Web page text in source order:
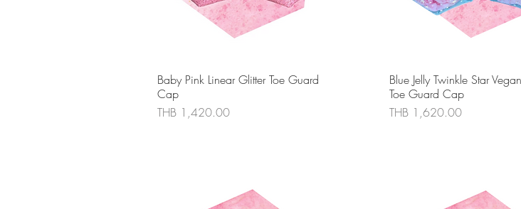
ดูข้อมูลด่วน
Baby Pink Linear Glitter Toe Guard
Cap
ราคา
THB 1,420.00
ดูข้อมูลด่วน
Blue Jelly Twinkle Star
Toe Guard Cap
ราคา
THB 1,620.00